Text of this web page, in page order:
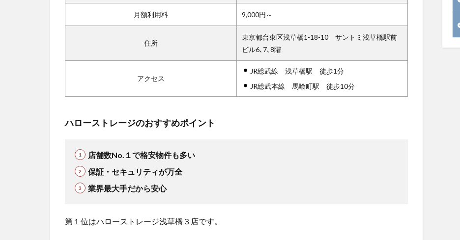
月額利用料 9,000円～
住所
東京都台東区浅草橋1-18-10 サントミ浅草橋駅前
ビル6､7､8階
アクセス
JR総武線 浅草橋駅 徒歩1分
JR総武本線 馬喰町駅 徒歩10分
ハローストレージのおすすめポイント
店舗数No.１で格安物件も多い
保証・セキュリティが万全
業界最大手だから安心
第１位はハローストレージ浅草橋３店です。